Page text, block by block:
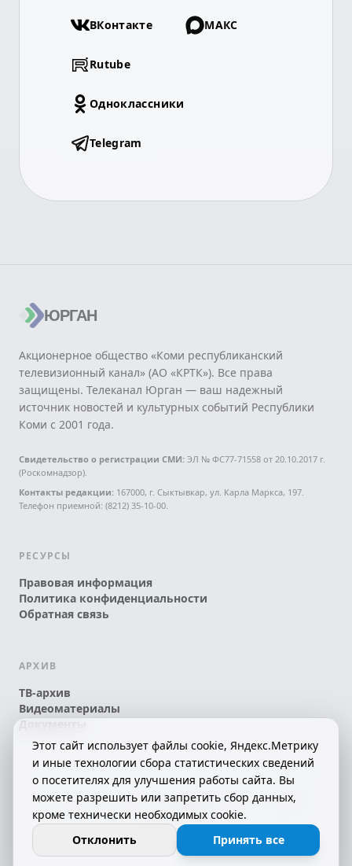
ВКонтакте МАКС
Rutube
Одноклассники
Telegram
ЮРГАН
Акционерное общество «Коми республиканский
телевизионный канал» (АО «КРТК»). Все права
защищены. Телеканал Юрган — ваш надежный
источник новостей и культурных событий Республики
Коми с 2001 года.
Свидетельство о регистрации СМИ: ЭЛ № ФС77-71558 от 20.10.2017 г.
(Роскомнадзор).
Контакты редакции: 167000, г. Сыктывкар, ул. Карла Маркса, 197.
Телефон приемной: (8212) 35-10-00.
РЕСУРСЫ
Правовая информация
Политика конфиденциальности
Обратная связь
АРХИВ
ТВ-архив
Видеоматериалы
Документы
© 2026 АО «КРТК» • КОМИ ЙÖЗЛЫ — КОМИ
ТЕЛЕКАНАЛ!
СДЕЛАНО С ЛЮБОВЬЮ К РЕСПУБЛИКЕ КОМИ
16+
Этот сайт использует файлы cookie, Яндекс.Метрику
и иные технологии сбора статистических сведений
о посетителях для улучшения работы сайта. Вы
можете разрешить или запретить сбор данных,
кроме технически необходимых cookie.
Отклонить
Принять все